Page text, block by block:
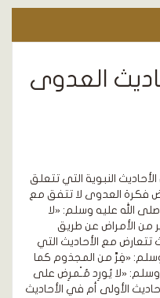
العدوى
النبوية التي تتعلق
فكرة العدوى لا تتفق مع
الله عليه وسلم: «لا
من الأمراض عن طريق
تتعارض مع الأحاديث التي
«فِرَّ من المجذوم كما
وسلم: «لا يُورِد مُـْمرِض على
الأولى أم في الأحاديث